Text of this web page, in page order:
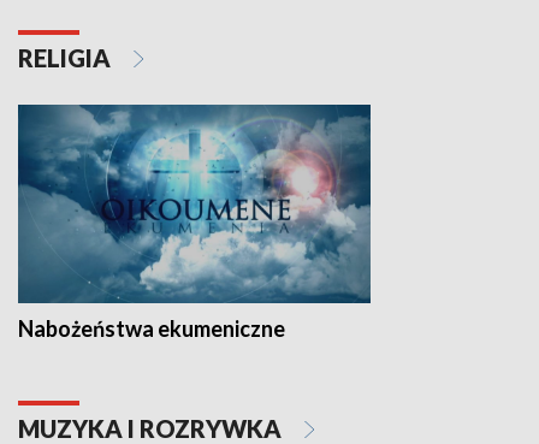
RELIGIA
Nabożeństwa ekumeniczne
MUZYKA I ROZRYWKA